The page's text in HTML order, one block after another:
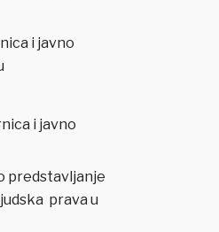
i javno
i javno
predstavljanje
prava u